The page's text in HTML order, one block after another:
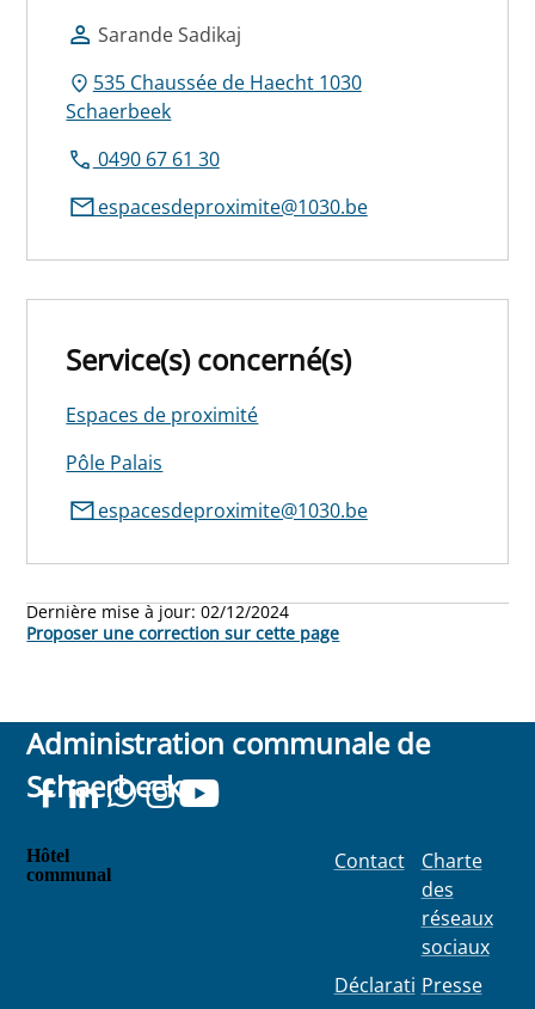
Sarande Sadikaj
535 Chaussée de Haecht 1030
Schaerbeek
0490 67 61 30
espacesdeproximite@1030.be
Service(s) concerné(s)
Espaces de proximité
Pôle Palais
espacesdeproximite@1030.be
Dernière mise à jour:02/12/2024
Proposer une correction sur cette page
Administration communale de
Schaerbeek
Hôtel
communal
Contact
Déclarati
Charte
des
réseaux
sociaux
Presse